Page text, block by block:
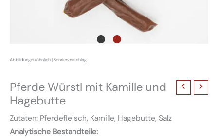
Pferde Würstl mit Kamille und
Hagebutte
Zutaten: Pferdefleisch, Kamille, Hagebutte, Salz
Analytische Bestandteile: